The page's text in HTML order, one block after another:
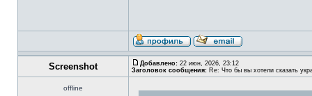
Screenshot Добавлено: 22 июн, 2026, 23:12
Заголовок сообщения: Re: Что бы вы хотели сказать
offline